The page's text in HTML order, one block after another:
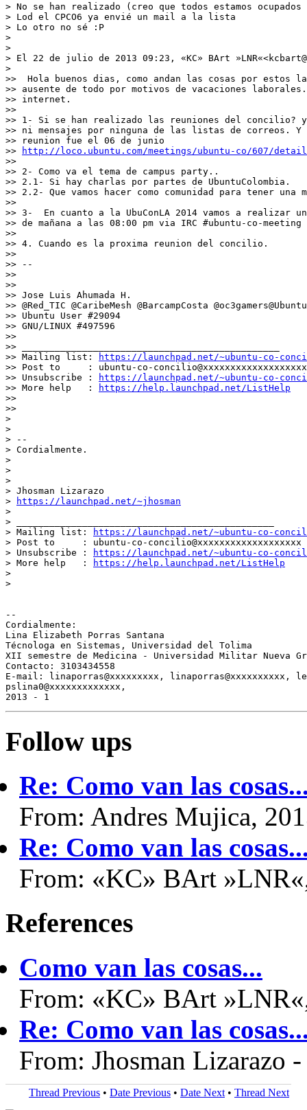
> No se han realizado (creo que todos estamos ocupados
> Lod el CPCO6 ya envié un mail a la lista
> Lo otro no sé :P
>
>
> El 22 de julio de 2013 09:23, «KC» BArt
>
>>  Hola buenos dias, como andan las cosas por estos
>> ausente de todo por motivos de vacaciones
>> internet.
>>
>> 1- Si se han realizado las reuniones del concilio? ya
>> ni mensajes por ninguna de las listas de correos.
>> reunion fue el 06 de junio
>>
http://loco.ubuntu.com/meetings/ubuntu-co/607/
>>
>> 2- Como va el tema de campus party..
>> 2.1- Si hay charlas por partes de UbuntuColombia.
>> 2.2- Que vamos hacer como comunidad para tener
>>
>> 3-  En cuanto a la UbuConLA 2014 vamos a realizar
>> de mañana a las 08:00 pm via IRC #ubuntu-co-meeting
>>
>> 4. Cuando es la proxima reunion del concilio.
>>
>> --
>>
>>
>> Jose Luis Ahumada H.
>> @Red_TIC @CaribeMesh @BarcampCosta
>> Ubuntu User #29094
>> GNU/LINUX #497596
>>
>> _______________________________________________
>> Mailing list:
https://launchpad.net/~ubuntu-co-
>> Post to     : ubuntu-co-concilio@xxxxxxxxxxxxxxxxxxx
>> Unsubscribe :
https://launchpad.net/~ubuntu-co-
>> More help   :
https://help.launchpad.net/ListHelp
>>
>>
>
>
> --
> Cordialmente.
>
>
>
> Jhosman Lizarazo
>
https://launchpad.net/~jhosman
>
> _______________________________________________
> Mailing list:
https://launchpad.net/~ubuntu-co-
> Post to     : ubuntu-co-concilio@xxxxxxxxxxxxxxxxxxx
> Unsubscribe :
https://launchpad.net/~ubuntu-co-
> More help   :
https://help.launchpad.net/ListHelp
>
>
--
Cordialmente:
Lina Elizabeth Porras Santana
Técnologa en Sistemas, Universidad del Tolima
XII semestre de Medicina - Universidad Militar Nueva
Contacto: 3103434558
E-mail: linaporras@xxxxxxxxx, linaporras@xxxxxxxxxx,
pslina0@xxxxxxxxxxxxx,
Follow ups
Re: Como van las
From: Andres Mujica,
Re: Como van las
From: «KC» BArt
References
Como van las cosas...
From: «KC» BArt
Re: Como van las
From: Jhosman Lizarazo
Thread Previous • Date Previous • Date Next • Thread Next